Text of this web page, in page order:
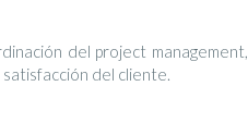
del project management,
del cliente.